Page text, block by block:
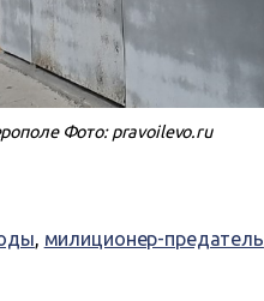
Фото: pravoilevo.ru
, милиционер-предатель